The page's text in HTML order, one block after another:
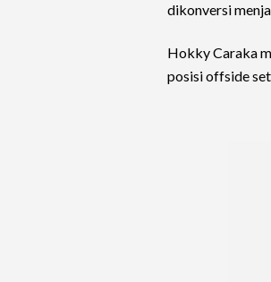
dikonversi
Hokky Caraka
posisi offside